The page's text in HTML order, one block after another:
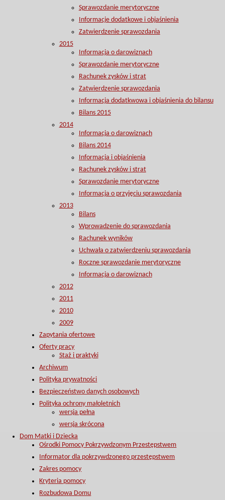
Sprawozdanie merytoryczne
Informacje dodatkowe i objaśnienia
Zatwierdzenie sprawozdania
2015
Informacja o darowiznach
Sprawozdanie merytoryczne
Rachunek zysków i strat
Zatwierdzenie sprawozdania
Informacja dodatkwowa i objaśnienia do bilansu
Bilans 2015
2014
Informacja o darowiznach
Bilans 2014
Informacja i objaśnienia
Rachunek zysków i strat
Sprawozdanie merytoryczne
Informacja o przyjęciu sprawozdania
2013
Bilans
Wprowadzenie do sprawozdania
Rachunek wyników
Uchwała o zatwierdzeniu sprawozdania
Roczne sprawozdanie merytoryczne
Informacja o darowiznach
2012
2011
2010
2009
Zapytania ofertowe
Oferty pracy
Staż i praktyki
Archiwum
Polityka prywatności
Bezpieczeństwo danych osobowych
Polityka ochrony małoletnich
wersja pełna
wersja skrócona
Dom Matki i Dziecka
Ośrodki Pomocy Pokrzywdzonym Przestępstwem
Informator dla pokrzywdzonego przestępstwem
Zakres pomocy
Kryteria pomocy
Rozbudowa Domu